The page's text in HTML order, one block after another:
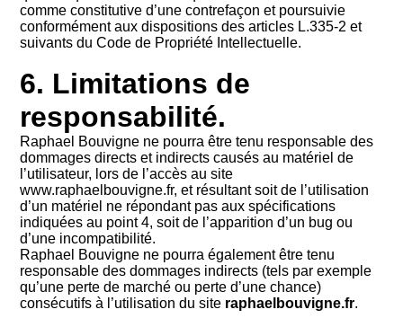
comme constitutive d’une contrefaçon et poursuivie
conformément aux dispositions des articles L.335-2 et
suivants du Code de Propriété Intellectuelle.
6. Limitations de
responsabilité.
Raphael Bouvigne ne pourra être tenu responsable des
dommages directs et indirects causés au matériel de
l’utilisateur, lors de l’accès au site
www.raphaelbouvigne.fr, et résultant soit de l’utilisation
d’un matériel ne répondant pas aux spécifications
indiquées au point 4, soit de l’apparition d’un bug ou
d’une incompatibilité.
Raphael Bouvigne ne pourra également être tenu
responsable des dommages indirects (tels par exemple
qu’une perte de marché ou perte d’une chance)
consécutifs à l’utilisation du site raphaelbouvigne.fr.